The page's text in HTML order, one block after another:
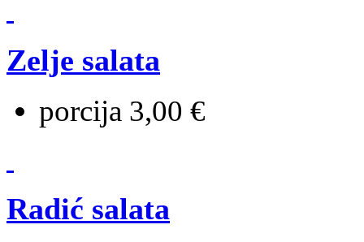
Zelje salata
porcija 3,00 €
Radić salata